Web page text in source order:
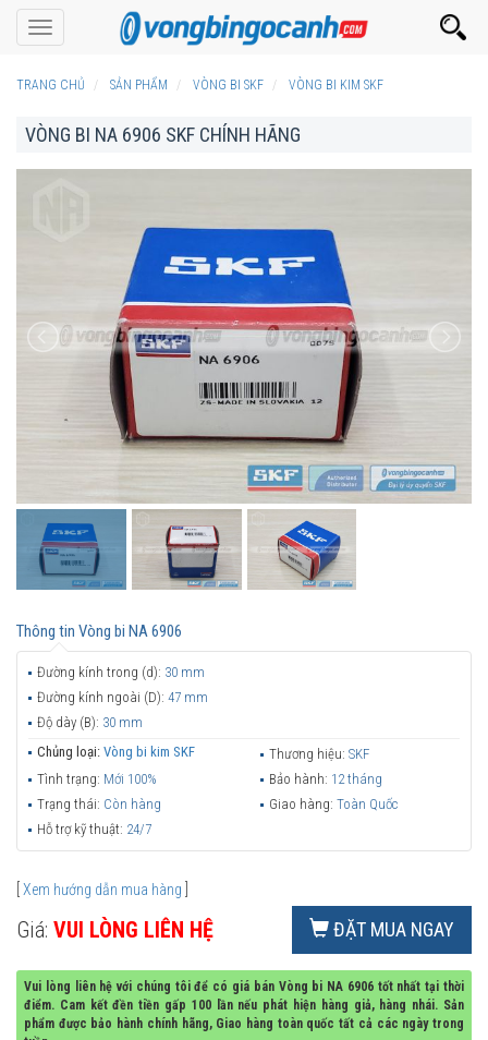
Toggle
navigation
TRANG CHỦ SẢN PHẨM VÒNG BI SKF VÒNG BI KIM SKF
VÒNG BI NA 6906 SKF CHÍNH HÃNG
Thông tin Vòng bi NA 6906
Đường kính trong (d): 30 mm
Đường kính ngoài (D): 47 mm
Độ dày (B): 30 mm
Chủng loại: Vòng bi kim SKF Thương hiệu: SKF
Tình trạng: Mới 100% Bảo hành: 12 tháng
Trạng thái: Còn hàng Giao hàng: Toàn Quốc
Hỗ trợ kỹ thuật: 24/7
Xem hướng dẫn mua hàng
Giá: VUI LÒNG LIÊN HỆ ĐẶT MUA NGAY
Vui lòng liên hệ với chúng tôi để có giá bán Vòng bi NA 6906 tốt nhất tại thời
điểm. Cam kết đền tiền gấp 100 lần nếu phát hiện hàng giả, hàng nhái. Sản
phẩm được bảo hành chính hãng, Giao hàng toàn quốc tất cả các ngày trong